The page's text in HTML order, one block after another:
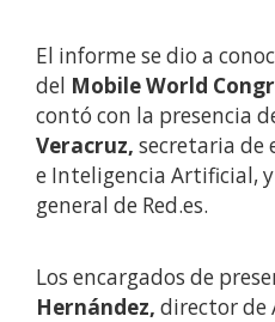
El informe se dio a
del Mobile World
contó con la presencia
Veracruz, secretaria de
e Inteligencia Artificial, y
general de Red.es.
Los encargados de
Hernández, director de